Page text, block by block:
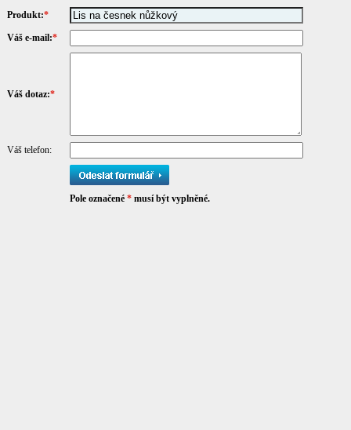
Produkt:*
Váš e-mail:*
Váš dotaz:*
Váš telefon:
Pole označené * musí být vyplněné.